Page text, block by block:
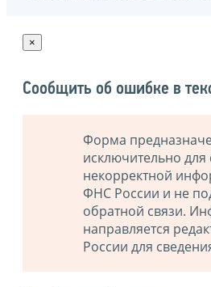
×
Сообщить об ошибке в
Форма
исключительно
некорректной
ФНС России и не
обратной связи.
направляется
России для